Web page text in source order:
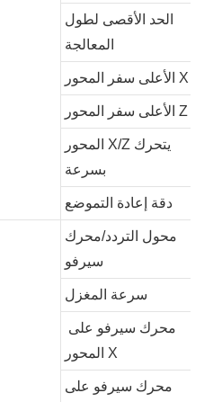
الحد الأقصى لطول
المعالجة
الأعلى سفر المحور X
الأعلى سفر المحور Z
المحور X/Z يتحرك
بسرعة
دقة إعادة التموضع
محول التردد/محرك
سيرفو
سرعة المغزل
المحور X
محرك سيرفو على